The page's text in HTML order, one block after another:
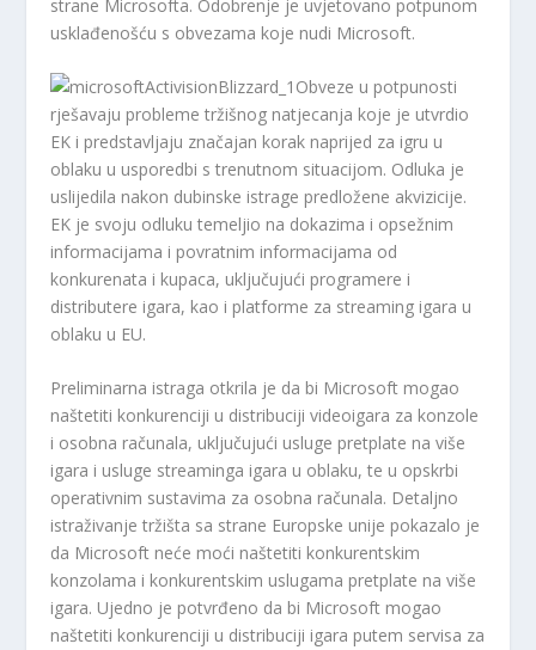
strane Microsofta. Odobrenje je uvjetovano potpunom
usklađenošću s obvezama koje nudi Microsoft.
Obveze u potpunosti
rješavaju probleme tržišnog natjecanja koje je utvrdio
EK i predstavljaju značajan korak naprijed za igru ​​u
oblaku u usporedbi s trenutnom situacijom. Odluka je
uslijedila nakon dubinske istrage predložene akvizicije.
EK je svoju odluku temeljio na dokazima i opsežnim
informacijama i povratnim informacijama od
konkurenata i kupaca, uključujući programere i
distributere igara, kao i platforme za streaming igara u
oblaku u EU.
Preliminarna istraga otkrila je da bi Microsoft mogao
naštetiti konkurenciji u distribuciji videoigara za konzole
i osobna računala, uključujući usluge pretplate na više
igara i usluge streaminga igara u oblaku, te u opskrbi
operativnim sustavima za osobna računala. Detaljno
istraživanje tržišta sa strane Europske unije pokazalo je
da Microsoft neće moći naštetiti konkurentskim
konzolama i konkurentskim uslugama pretplate na više
igara. Ujedno je potvrđeno da bi Microsoft mogao
naštetiti konkurenciji u distribuciji igara putem servisa za